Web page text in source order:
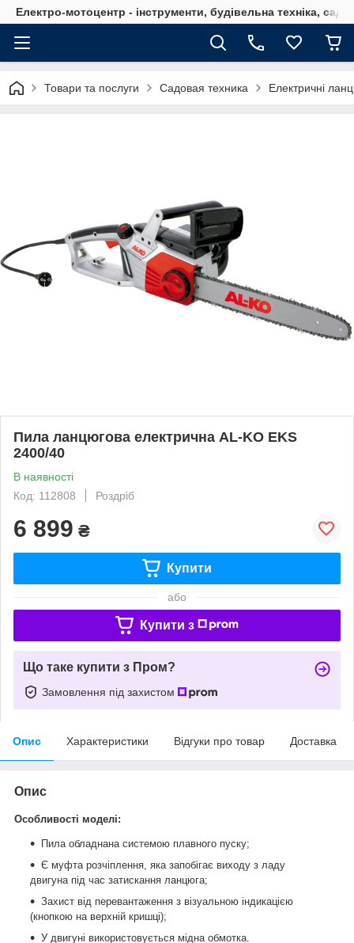
Електро-мотоцентр - інструменти, будівельна техніка,
Товари та послуги Садовая техника Електричні
Пила ланцюгова електрична AL-KO EKS
2400/40
В наявності
Код: 112808
Роздріб
6 899 ₴
Купити
або
Купити з
Що таке купити з Пром?
Замовлення під захистом
Опис Характеристики Відгуки про товар Доставка
Опис
Особливості моделі:
Пила обладнана системою плавного пуску;
Є муфта розчіплення, яка запобігає виходу з ладу
двигуна під час затискання ланцюга;
Захист від перевантаження з візуальною індикацією
(кнопкою на верхній кришці);
У двигуні використовується мідна обмотка.